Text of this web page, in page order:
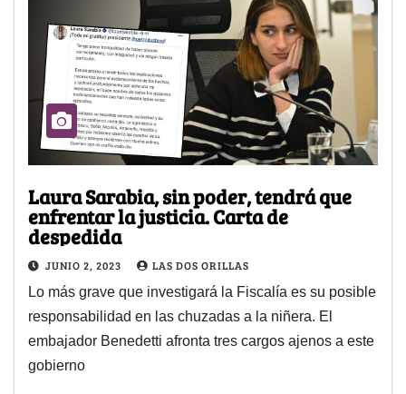
Laura Sarabia, sin poder, tendrá que
enfrentar la justicia. Carta de
despedida
JUNIO 2, 2023 LAS DOS ORILLAS
Lo más grave que investigará la Fiscalía es su posible
responsabilidad en las chuzadas a la niñera. El
embajador Benedetti afronta tres cargos ajenos a este
gobierno